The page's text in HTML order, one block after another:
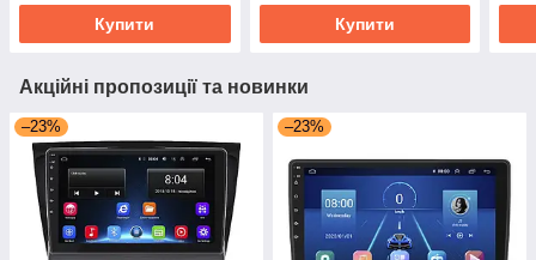
Купити Купити
Акційні пропозиції та новинки
–23% –23%